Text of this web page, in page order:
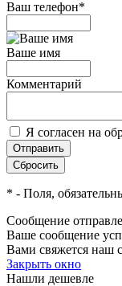
Ваш телефон*
Ваше имя
Комментарий
Я согласен на
* - Поля,
Сообщение
Ваше сообщение
Вами свяжется наш
Закрыть окно
Нашли дешевле